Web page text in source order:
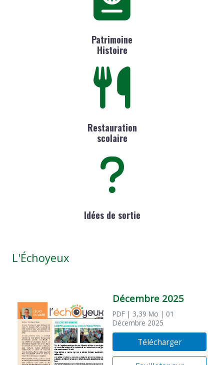
Patrimoine
Histoire
Restauration
scolaire
Idées de sortie
L'Échoyeux
Décembre 2025
PDF | 3,39 Mo | 01
Décembre 2025
Télécharger